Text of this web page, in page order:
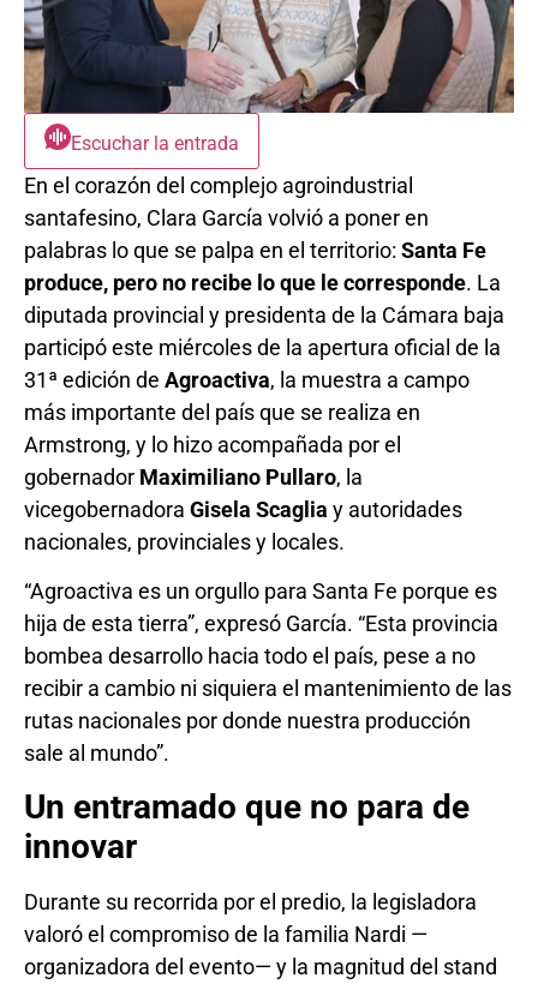
Escuchar la entrada
En el corazón del complejo agroindustrial
santafesino, Clara García volvió a poner en
palabras lo que se palpa en el territorio: Santa Fe
produce, pero no recibe lo que le corresponde. La
diputada provincial y presidenta de la Cámara baja
participó este miércoles de la apertura oficial de la
31ª edición de Agroactiva, la muestra a campo
más importante del país que se realiza en
Armstrong, y lo hizo acompañada por el
gobernador Maximiliano Pullaro, la
vicegobernadora Gisela Scaglia y autoridades
nacionales, provinciales y locales.
“Agroactiva es un orgullo para Santa Fe porque es
hija de esta tierra”, expresó García. “Esta provincia
bombea desarrollo hacia todo el país, pese a no
recibir a cambio ni siquiera el mantenimiento de las
rutas nacionales por donde nuestra producción
sale al mundo”.
Un entramado que no para de
innovar
Durante su recorrida por el predio, la legisladora
valoró el compromiso de la familia Nardi —
organizadora del evento— y la magnitud del stand